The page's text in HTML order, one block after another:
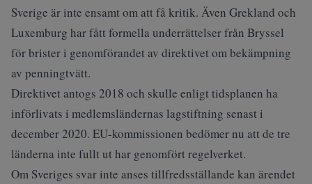
Sverige är inte ensamt om att få kritik. Även Grekland och
Luxemburg har fått formella underrättelser från Bryssel
för brister i genomförandet av direktivet om bekämpning
av penningtvätt.
Direktivet antogs 2018 och skulle enligt tidsplanen ha
införlivats i medlemsländernas lagstiftning senast i
december 2020. EU-kommissionen bedömer nu att de tre
länderna inte fullt ut har genomfört regelverket.
Om Sveriges svar inte anses tillfredsställande kan ärendet